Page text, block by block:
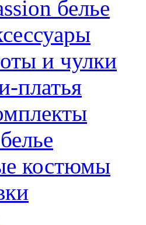
белье
и чулки
платья
костюмы